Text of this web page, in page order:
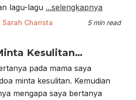
lagu-lagu ...selengkapnya
Sarah Charista 5 min read
Kesulitan…
pada mama saya
minta kesulitan. Kemudian
mengapa saya bertanya